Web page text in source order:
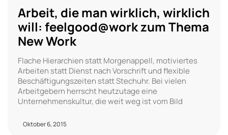
Arbeit, die man wirklich, wirklich
will: feelgood@work zum Thema
New Work
Flache Hierarchien statt Morgenappell, motiviertes
Arbeiten statt Dienst nach Vorschrift und flexible
Beschäftigungszeiten statt Stechuhr. Bei vielen
Arbeitgebern herrscht heutzutage eine
Unternehmenskultur, die weit weg ist vom Bild
Oktober 6, 2015